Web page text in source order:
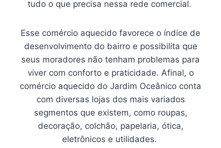
tudo o que precisa nessa rede comercial.
Esse comércio aquecido favorece o índice de
desenvolvimento do bairro e possibilita que
seus moradores não tenham problemas para
viver com conforto e praticidade. Afinal, o
comércio aquecido do Jardim Oceânico conta
com diversas lojas dos mais variados
segmentos que existem, como roupas,
decoração, colchão, papelaria, ótica,
eletrônicos e utilidades.